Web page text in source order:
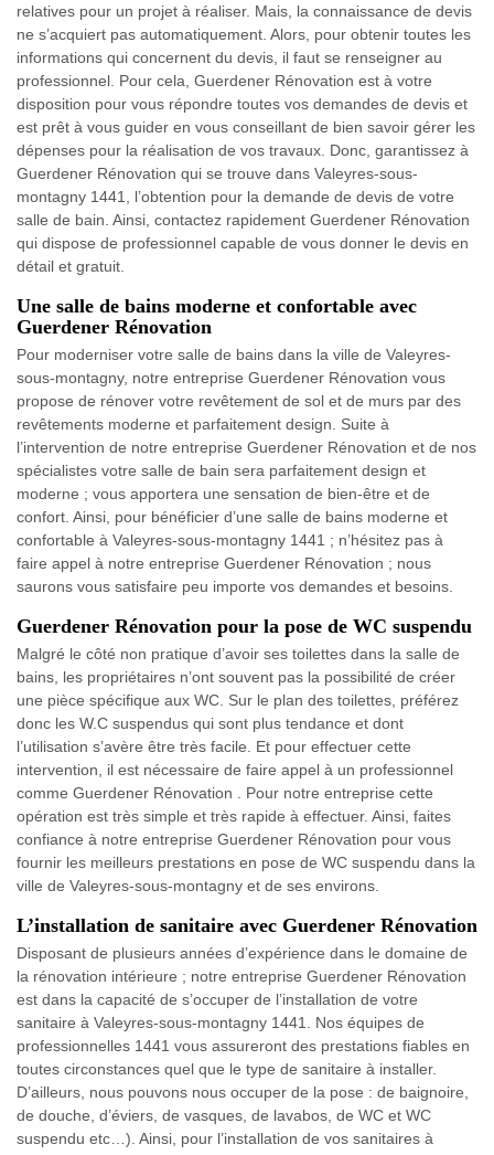
relatives pour un projet à réaliser. Mais, la connaissance de devis
ne s’acquiert pas automatiquement. Alors, pour obtenir toutes les
informations qui concernent du devis, il faut se renseigner au
professionnel. Pour cela, Guerdener Rénovation est à votre
disposition pour vous répondre toutes vos demandes de devis et
est prêt à vous guider en vous conseillant de bien savoir gérer les
dépenses pour la réalisation de vos travaux. Donc, garantissez à
Guerdener Rénovation qui se trouve dans Valeyres-sous-
montagny 1441, l’obtention pour la demande de devis de votre
salle de bain. Ainsi, contactez rapidement Guerdener Rénovation
qui dispose de professionnel capable de vous donner le devis en
détail et gratuit.
Une salle de bains moderne et confortable avec
Guerdener Rénovation
Pour moderniser votre salle de bains dans la ville de Valeyres-
sous-montagny, notre entreprise Guerdener Rénovation vous
propose de rénover votre revêtement de sol et de murs par des
revêtements moderne et parfaitement design. Suite à
l’intervention de notre entreprise Guerdener Rénovation et de nos
spécialistes votre salle de bain sera parfaitement design et
moderne ; vous apportera une sensation de bien-être et de
confort. Ainsi, pour bénéficier d’une salle de bains moderne et
confortable à Valeyres-sous-montagny 1441 ; n’hésitez pas à
faire appel à notre entreprise Guerdener Rénovation ; nous
saurons vous satisfaire peu importe vos demandes et besoins.
Guerdener Rénovation pour la pose de WC suspendu
Malgré le côté non pratique d’avoir ses toilettes dans la salle de
bains, les propriétaires n’ont souvent pas la possibilité de créer
une pièce spécifique aux WC. Sur le plan des toilettes, préférez
donc les W.C suspendus qui sont plus tendance et dont
l’utilisation s’avère être très facile. Et pour effectuer cette
intervention, il est nécessaire de faire appel à un professionnel
comme Guerdener Rénovation . Pour notre entreprise cette
opération est très simple et très rapide à effectuer. Ainsi, faites
confiance à notre entreprise Guerdener Rénovation pour vous
fournir les meilleurs prestations en pose de WC suspendu dans la
ville de Valeyres-sous-montagny et de ses environs.
L’installation de sanitaire avec Guerdener Rénovation
Disposant de plusieurs années d’expérience dans le domaine de
la rénovation intérieure ; notre entreprise Guerdener Rénovation
est dans la capacité de s’occuper de l’installation de votre
sanitaire à Valeyres-sous-montagny 1441. Nos équipes de
professionnelles 1441 vous assureront des prestations fiables en
toutes circonstances quel que le type de sanitaire à installer.
D’ailleurs, nous pouvons nous occuper de la pose : de baignoire,
de douche, d’éviers, de vasques, de lavabos, de WC et WC
suspendu etc…). Ainsi, pour l’installation de vos sanitaires à